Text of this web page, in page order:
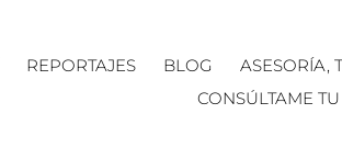
REPORTAJES BLOG
ASESORÍA,
CONSÚLTAME